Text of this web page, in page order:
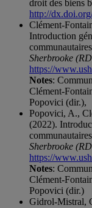
droit des biens
http://
Clément-
Introduction
Sherbrooke
https://
Notes:
Clément-
Popovici (dir.),
Popovici, A.,
(2022).
Sherbrooke
https://
Notes:
Clément-
Popovici (dir.)
Gidrol-Mistral,